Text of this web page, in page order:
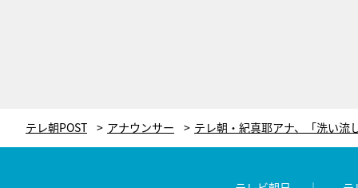
テレ朝POST アナウンサー